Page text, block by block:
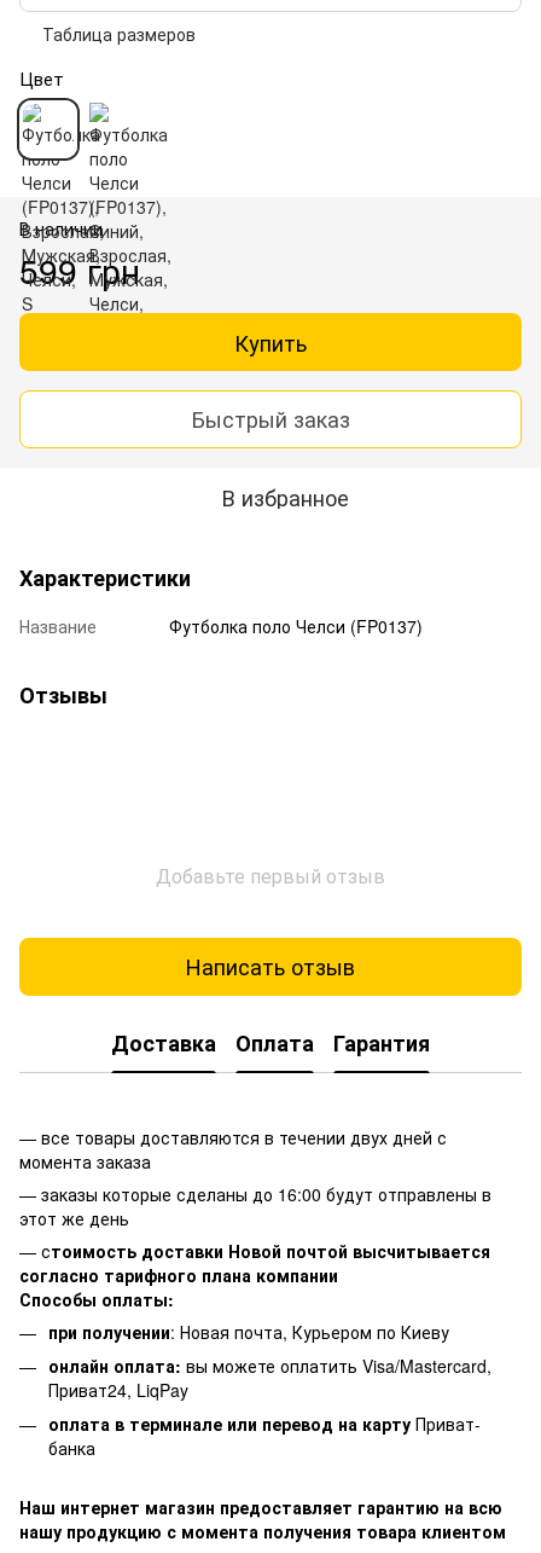
Таблица размеров
Цвет
В наличии
599 грн
Купить
Быстрый заказ
В избранное
Характеристики
Название Футболка поло Челси (FP0137)
Отзывы
Добавьте первый отзыв
Написать отзыв
Доставка Оплата Гарантия
— все товары доставляются в течении двух дней с
момента заказа
— заказы которые сделаны до 16:00 будут отправлены в
этот же день
— стоимость доставки Новой почтой высчитывается
согласно тарифного плана компании
Способы оплаты:
при получении: Новая почта, Курьером по Киеву
онлайн оплата: вы можете оплатить Visa/Mastercard,
Приват24, LiqPay
оплата в терминале или перевод на карту Приват-
банка
Наш интернет магазин предоставляет гарантию на всю
нашу продукцию с момента получения товара клиентом